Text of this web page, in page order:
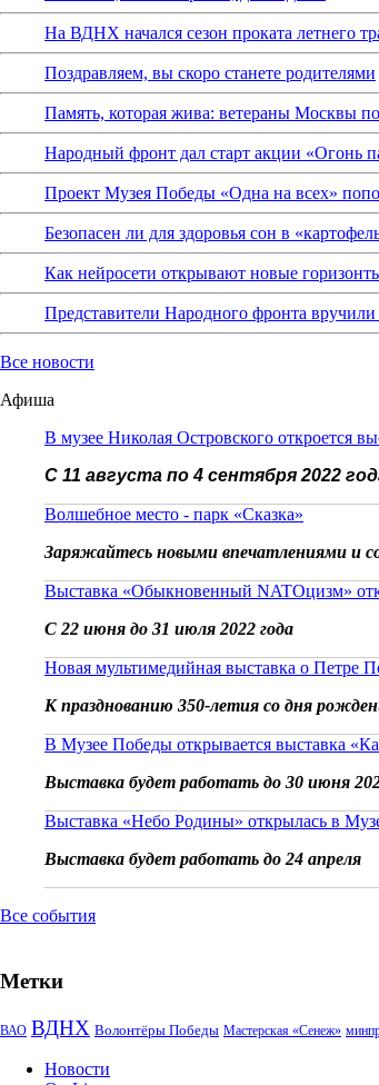
На ВДНХ начался сезон проката летнего
Поздравляем, вы скоро станете родителями
Память, которая жива: ветераны Москвы
Народный фронт дал старт акции «Огонь
Проект Музея Победы «Одна на всех»
Безопасен ли для здоровья сон в
Как нейросети открывают новые
Представители Народного фронта
Все новости
Афиша
В музее Николая Островского откроется
С 11 августа по 4 сентября 2022
Волшебное место - парк «Сказка»
Заряжайтесь новыми впечатлениями и
Выставка «Обыкновенный NATOцизм»
С 22 июня до 31 июля 2022 года
Новая мультимедийная выставка о Петре
К празднованию 350-летия со дня
В Музее Победы открывается выставка
Выставка будет работать до 30 июня
Выставка «Небо Родины» открылась в
Выставка будет работать до 24 апреля
Все события
Метки
ВАО ВДНХ Волонтёры Победы Мастерская «Сенеж»
Новости